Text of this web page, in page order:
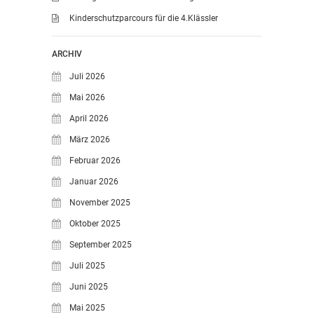
Kinderschutzparcours für die 4.Klässler
ARCHIV
Juli 2026
Mai 2026
April 2026
März 2026
Februar 2026
Januar 2026
November 2025
Oktober 2025
September 2025
Juli 2025
Juni 2025
Mai 2025